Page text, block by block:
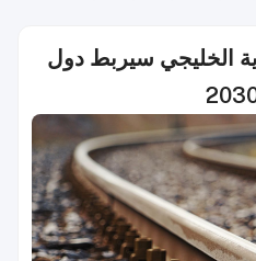
الخليجي سيربط دول